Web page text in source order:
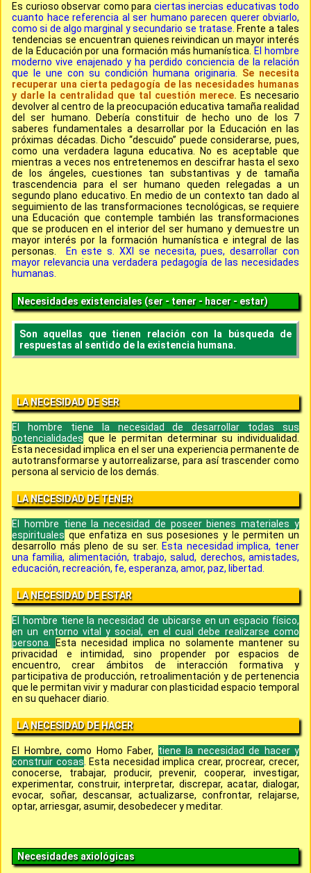
Es curioso observar como para ciertas inercias educativas todo
cuanto hace referencia al ser humano parecen querer obviarlo,
como si de algo marginal y secundario se tratase. Frente a tales
tendencias se encuentran quienes reivindican un mayor interés
de la Educación por una formación más humanística.
El hombre
moderno vive enajenado y ha perdido conciencia de la relación
que le une con su condición humana originaria.
Se necesita
recuperar una cierta pedagogía de las necesidades humanas
y darle la centralidad que tal cuestión merece. Es necesario
devolver al centro de la preocupación educativa tamaña realidad
del ser humano. Debería constituir de hecho uno de los 7
saberes fundamentales a desarrollar por la Educación en las
próximas décadas. Dicho “descuido” puede considerarse, pues,
como una verdadera laguna educativa. No es aceptable que
mientras a veces nos entretenemos en descifrar hasta el sexo
de los ángeles, cuestiones tan substantivas y de tamaña
trascendencia para el ser humano queden relegadas a un
segundo plano educativo. En medio de un contexto tan dado al
seguimiento de las transformaciones tecnológicas, se requiere
una Educación que contemple también las transformaciones
que se producen en el interior del ser humano y demuestre un
mayor interés por la formación humanística e integral de las
personas.
En este s. XXI se necesita, pues, desarrollar con
mayor relevancia una verdadera pedagogía de las necesidades
humanas.
Necesidades existenciales (ser - tener - hacer - estar)
Son aquellas que tienen relación con la búsqueda de
respuestas al sentido de la existencia humana.
LA NECESIDAD DE SER
El hombre tiene la necesidad de desarrollar todas sus
potencialidades que le permitan determinar su individualidad.
Esta necesidad implica en el ser una experiencia permanente de
autotransformarse y autorrealizarse, para así trascender como
persona al servicio de los demás.
LA NECESIDAD DE TENER
El hombre tiene la necesidad de poseer bienes materiales y
espirituales que enfatiza en sus posesiones y le permiten un
desarrollo más pleno de su ser. Esta necesidad implica, tener
una familia, alimentación, trabajo, salud, derechos, amistades,
educación, recreación, fe, esperanza, amor, paz, libertad.
LA NECESIDAD DE ESTAR
El hombre tiene la necesidad de ubicarse en un espacio físico,
en un entorno vital y social, en el cual debe realizarse como
persona.
Esta necesidad implica no solamente mantener su
privacidad e intimidad, sino propender por espacios de
encuentro, crear ámbitos de interacción formativa y
participativa de producción, retroalimentación y de pertenencia
que le permitan vivir y madurar con plasticidad espacio temporal
en su quehacer diario.
LA NECESIDAD DE HACER
El Hombre, como Homo Faber, tiene la necesidad de hacer y
construir cosas
Esta necesidad implica crear, procrear, crecer,
conocerse, trabajar, producir, prevenir, cooperar, investigar,
experimentar, construir, interpretar, discrepar, acatar, dialogar,
evocar, soñar, descansar, actualizarse, confrontar, relajarse,
optar, arriesgar, asumir, desobedecer y meditar.
Necesidades axiológicas